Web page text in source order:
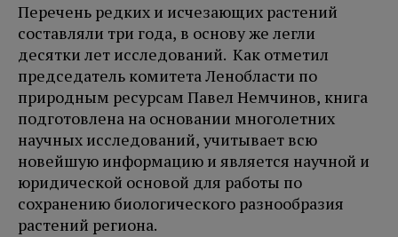
Перечень редких и исчезающих растений
составляли три года, в основу же легли
десятки лет исследований. Как отметил
председатель комитета Ленобласти по
природным ресурсам Павел Немчинов, книга
подготовлена на основании многолетних
научных исследований, учитывает всю
новейшую информацию и является научной и
юридической основой для работы по
сохранению биологического разнообразия
растений региона.